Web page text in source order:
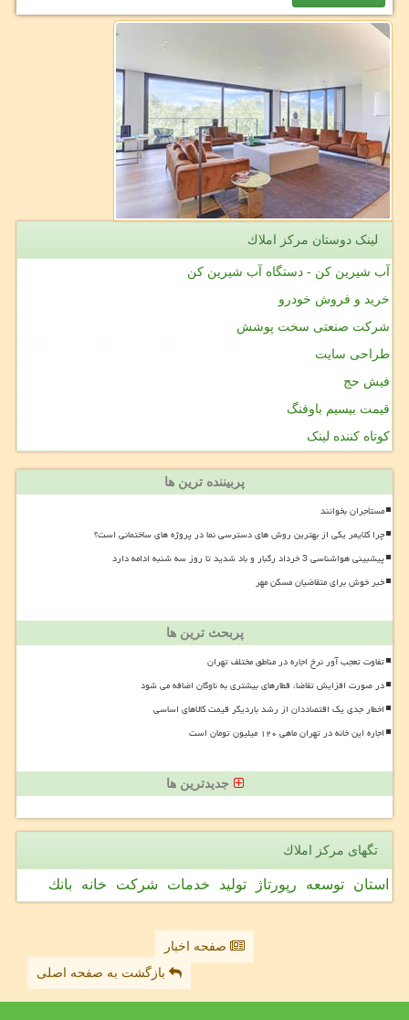
لینک دوستان مركز املاك
آب شیرین کن - دستگاه آب شیرین کن
خرید و فروش خودرو
شرکت صنعتی سخت پوشش
طراحی سایت
فیش حج
قیمت بیسیم باوفنگ
کوتاه کننده لینک
پربیننده ترین ها
مستأجران بخوانند
چرا کلایمر یکی از بهترین روش های دسترسی نما در پروژه های ساختمانی است؟
پیشبینی هواشناسی 3 خرداد رگبار و باد شدید تا روز سه شنبه ادامه دارد
خبر خوش برای متقاضیان مسکن مهر
پربحث ترین ها
تفاوت تعجب آور نرخ اجاره در مناطق مختلف تهران
در صورت افزایش تقاضا، قطارهای بیشتری به ناوگان اضافه می شود
اخطار جدی یک اقتصاددان از رشد باردیگر قیمت کالاهای اساسی
اجاره این خانه در تهران ماهی ۱۲۰ میلیون تومان است
جدیدترین ها
تگهای مركز املاك
استان توسعه رپورتاژ تولید خدمات شركت خانه بانك
صفحه اخبار
بازگشت به صفحه اصلی